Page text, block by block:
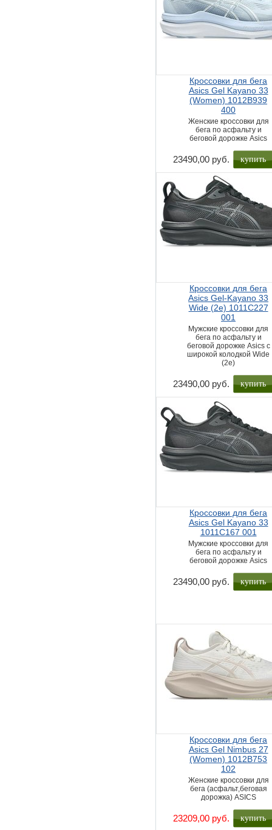
Кроссовки для бега
Asics Gel Kayano 33
(Women) 1012B939
400
Женские кроссовки для
бега по асфальту и
беговой дорожке Asics
23490,00 руб. купить
Кроссовки для бега
Asics Gel-Kayano 33
Wide (2e) 1011C227
001
Мужские кроссовки для
бега по асфальту и
беговой дорожке Asics с
широкой колодкой Wide
(2e)
23490,00 руб. купить
Кроссовки для бега
Asics Gel Kayano 33
1011C167 001
Мужские кроссовки для
бега по асфальту и
беговой дорожке Asics
23490,00 руб. купить
Кроссовки для бега
Asics Gel Nimbus 27
(Women) 1012B753
102
Женские кроссовки для
бега (асфальт,беговая
дорожка) ASICS
23209,00 руб. купить